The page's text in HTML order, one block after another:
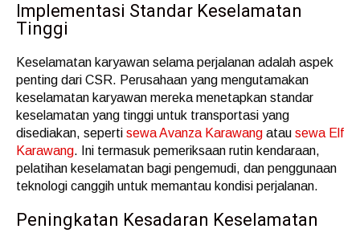
Implementasi Standar Keselamatan
Tinggi
Keselamatan karyawan selama perjalanan adalah aspek
penting dari CSR. Perusahaan yang mengutamakan
keselamatan karyawan mereka menetapkan standar
keselamatan yang tinggi untuk transportasi yang
disediakan, seperti sewa Avanza Karawang atau sewa Elf
Karawang. Ini termasuk pemeriksaan rutin kendaraan,
pelatihan keselamatan bagi pengemudi, dan penggunaan
teknologi canggih untuk memantau kondisi perjalanan.
Peningkatan Kesadaran Keselamatan